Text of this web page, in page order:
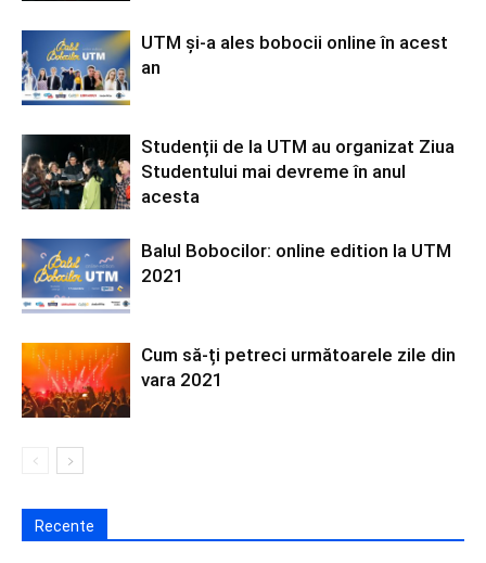
UTM și-a ales bobocii online în acest
an
Studenții de la UTM au organizat Ziua
Studentului mai devreme în anul
acesta
Balul Bobocilor: online edition la UTM
2021
Cum să-ți petreci următoarele zile din
vara 2021
Recente